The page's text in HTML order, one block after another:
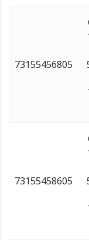
73155456805
73155458605